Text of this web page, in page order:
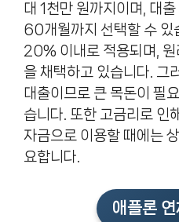
대 1천만 원까지이며, 대
60개월까지 선택할 수 있
20% 이내로 적용되며, 원
을 채택하고 있습니다. 그
대출이므로 큰 목돈이 필
습니다. 또한 고금리로 인
자금으로 이용할 때에는
요합니다.
애플론